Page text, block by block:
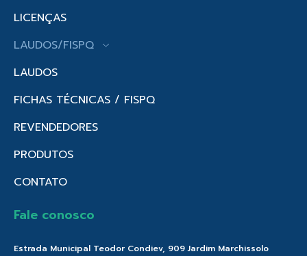
LICENÇAS
LAUDOS/FISPQ
LAUDOS
FICHAS TÉCNICAS / FISPQ
REVENDEDORES
PRODUTOS
CONTATO
Fale conosco
Estrada Municipal Teodor Condiev, 909 Jardim Marchissolo